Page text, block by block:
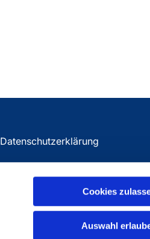
Cookies
Auswahl
Datenschutzerklärung
Impressum